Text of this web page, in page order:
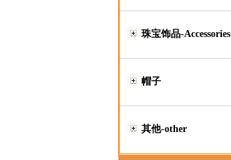
珠宝饰品-Accessories
帽子
其他-other